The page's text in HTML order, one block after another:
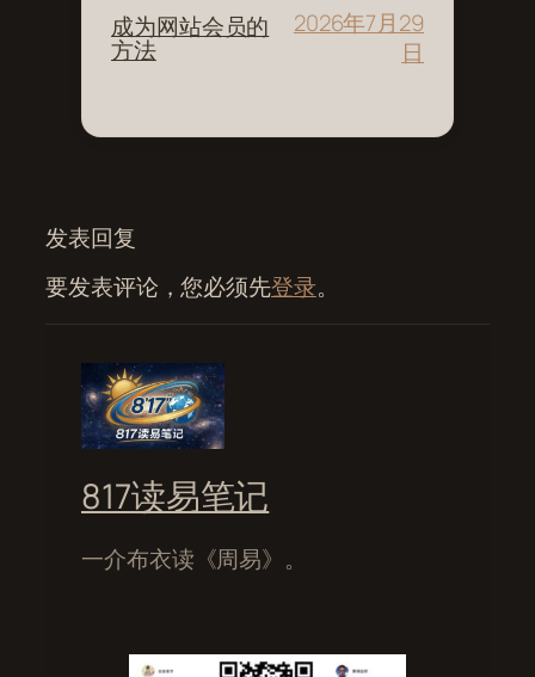
成为网站会员的
方法
2026年7月29
日
发表回复
要发表评论，您必须先登录。
817读易笔记
一介布衣读《周易》。